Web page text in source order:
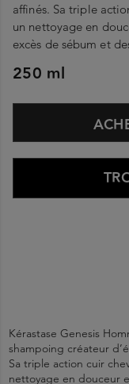
affinés. Sa triple
un nettoyage en
excès de sébum et
250 ml
Kérastase Genesis
shampoing créateur
Sa triple action cuir
nettoyage en douceur